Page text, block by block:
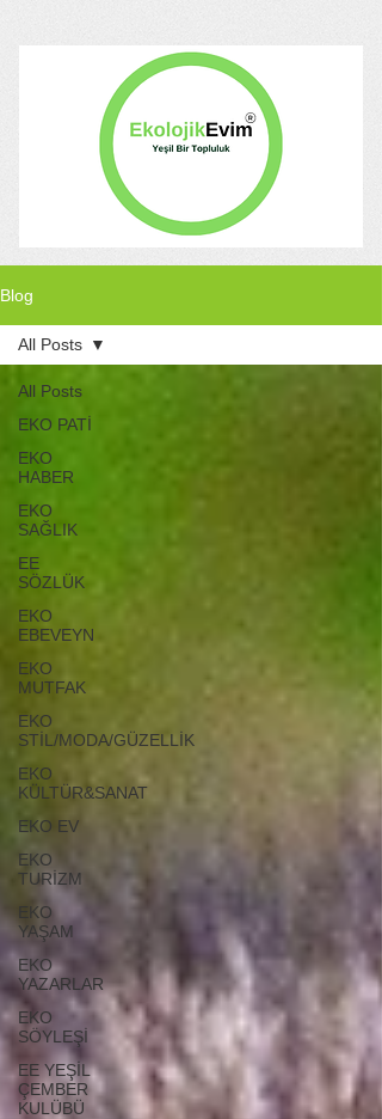
Blog
All Posts
EKO PATİ
EKO
HABER
EKO
SAĞLIK
EE
SÖZLÜK
EKO
EBEVEYN
EKO
MUTFAK
EKO
STİL/MODA/GÜZELLİK
EKO
KÜLTÜR&SANAT
EKO EV
EKO
TURİZM
EKO
YAŞAM
EKO
YAZARLAR
EKO
SÖYLEŞİ
EE YEŞİL
ÇEMBER
KULÜBÜ
All Posts